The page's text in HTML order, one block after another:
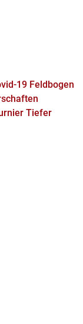
19 Feldbogen
Tiefer